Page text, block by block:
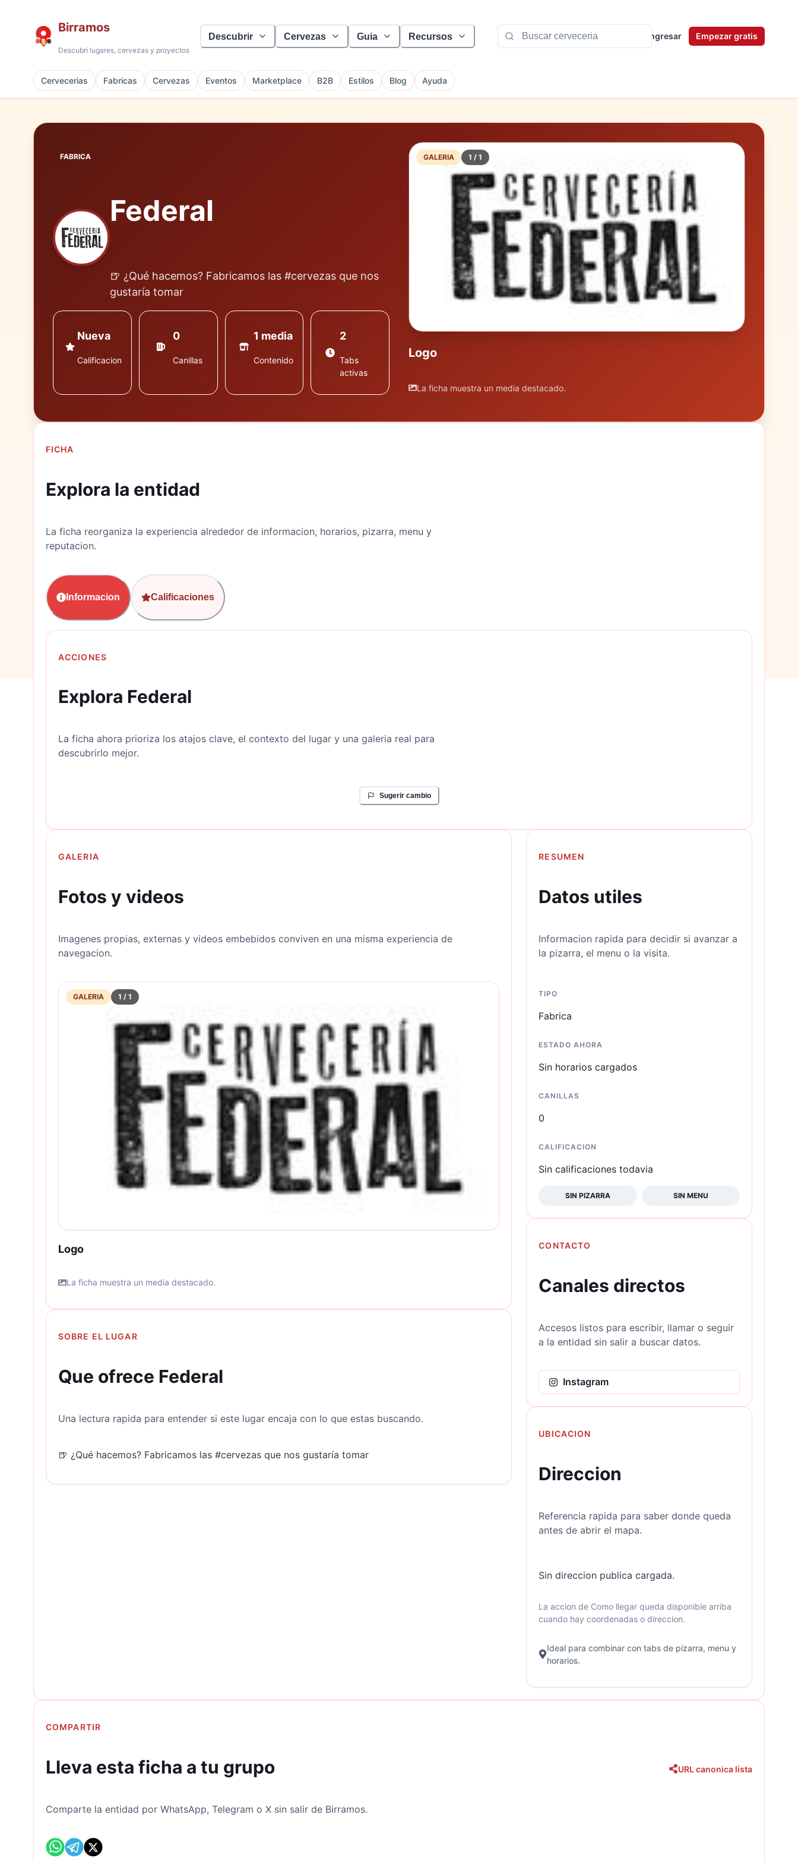
Birramos
Descubri lugares, cervezas y proyectos
Descubrir Cervezas Guia Recursos Ingresar Empezar gratis
Cervecerias Fabricas Cervezas Eventos Marketplace B2B Estilos Blog Ayuda
FABRICA
Federal
🍺 ¿Qué hacemos? Fabricamos las #cervezas que nos
gustaría tomar
Nueva
Calificacion
0
Canillas
1 media
Contenido
2
Tabs
activas
GALERIA 1 / 1
Logo
La ficha muestra un media destacado.
FICHA
Explora la entidad
La ficha reorganiza la experiencia alrededor de informacion, horarios, pizarra, menu y
reputacion.
Informacion Calificaciones
ACCIONES
Explora Federal
La ficha ahora prioriza los atajos clave, el contexto del lugar y una galeria real para
descubrirlo mejor.
Sugerir cambio
GALERIA
Fotos y videos
Imagenes propias, externas y videos embebidos conviven en una misma experiencia de
navegacion.
GALERIA 1 / 1
Logo
La ficha muestra un media destacado.
SOBRE EL LUGAR
Que ofrece Federal
Una lectura rapida para entender si este lugar encaja con lo que estas buscando.
🍺 ¿Qué hacemos? Fabricamos las #cervezas que nos gustaría tomar
RESUMEN
Datos utiles
Informacion rapida para decidir si avanzar a
la pizarra, el menu o la visita.
TIPO
Fabrica
ESTADO AHORA
Sin horarios cargados
CANILLAS
0
CALIFICACION
Sin calificaciones todavia
SIN PIZARRA SIN MENU
CONTACTO
Canales directos
Accesos listos para escribir, llamar o seguir
a la entidad sin salir a buscar datos.
Instagram
UBICACION
Direccion
Referencia rapida para saber donde queda
antes de abrir el mapa.
Sin direccion publica cargada.
La accion de Como llegar queda disponible arriba
cuando hay coordenadas o direccion.
Ideal para combinar con tabs de pizarra, menu y
horarios.
COMPARTIR
Lleva esta ficha a tu grupo
Comparte la entidad por WhatsApp, Telegram o X sin salir de Birramos.
URL canonica lista